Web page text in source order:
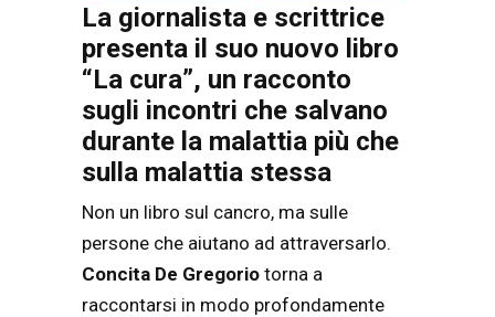
La giornalista e scrittrice
presenta il suo nuovo libro
“La cura”, un racconto
sugli incontri che salvano
durante la malattia più che
sulla malattia stessa
Non un libro sul cancro, ma sulle
persone che aiutano ad attraversarlo.
Concita De Gregorio torna a
raccontarsi in modo profondamente